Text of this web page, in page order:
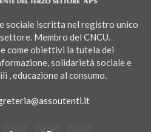
sociale iscritta nel registro unico
Membro del CNCU.
come obiettivi la tutela dei
solidarietà sociale e
, educazione al consumo.